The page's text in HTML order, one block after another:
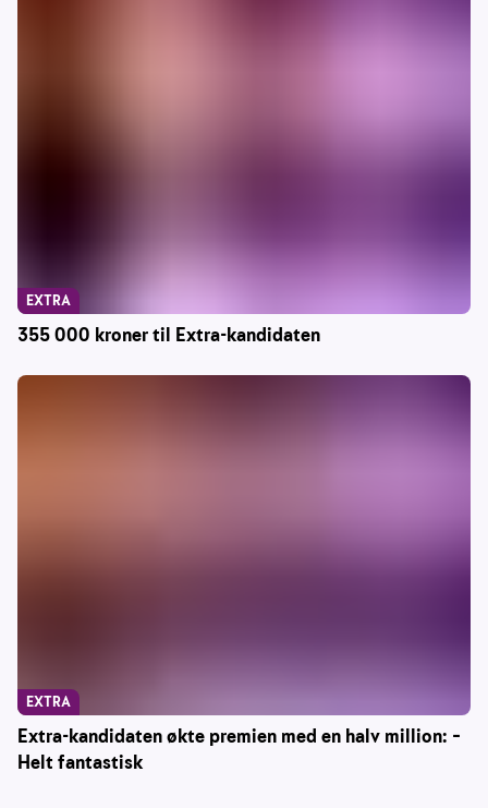
355 000 kroner til Extra-kandidaten
EXTRA
Extra-kandidaten økte premien med en halv million: –
Helt fantastisk
EXTRA